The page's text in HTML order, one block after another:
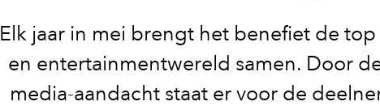
Elk jaar in mei brengt het benefiet de
en entertainmentwereld samen. Door
media-aandacht staat er voor de